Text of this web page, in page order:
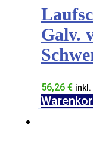
Galv.
56,26 € inkl.